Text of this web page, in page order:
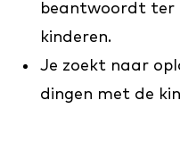
beantwoordt ter
kinderen.
Je zoekt naar
dingen met de